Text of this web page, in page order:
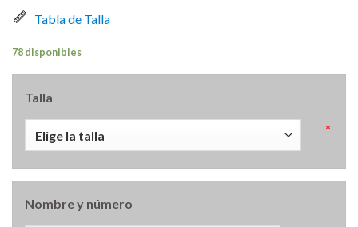
Tabla de Talla
78 disponibles
Talla
*
Nombre y número